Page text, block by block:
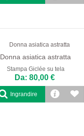
Donna asiatica astratta
Stampa Giclée su tela
Da: 80,00 €
Ingrandire